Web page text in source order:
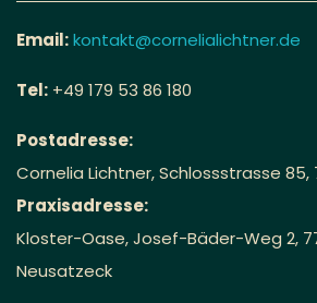
Email:kontakt@cornelialichtner.de
Tel: +49 179 53 86 180
Postadresse:
Cornelia Lichtner, Schlossstrasse 85,
Praxisadresse:
Kloster-Oase, Josef-Bäder-Weg 2,
Neusatzeck